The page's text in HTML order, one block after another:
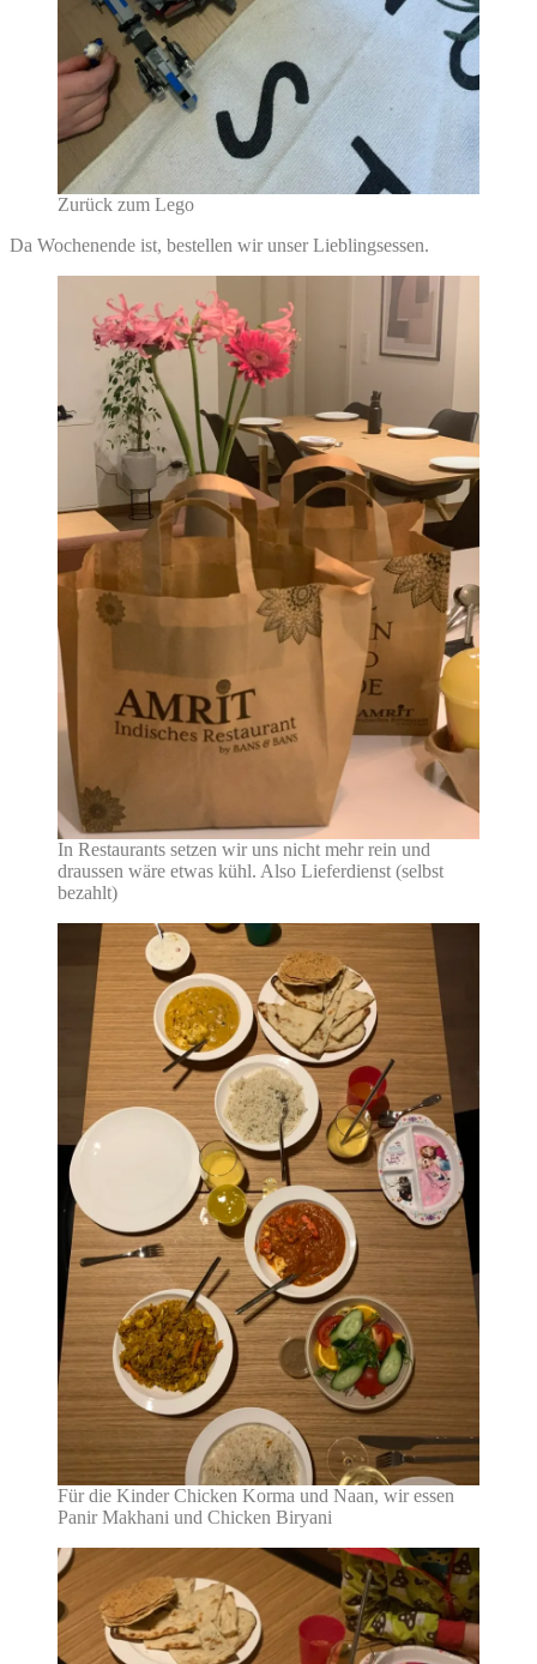
Zurück zum Lego
Da Wochenende ist, bestellen wir unser Lieblingsessen.
In Restaurants setzen wir uns nicht mehr rein und
draussen wäre etwas kühl. Also Lieferdienst (selbst
bezahlt)
Für die Kinder Chicken Korma und Naan, wir essen
Panir Makhani und Chicken Biryani